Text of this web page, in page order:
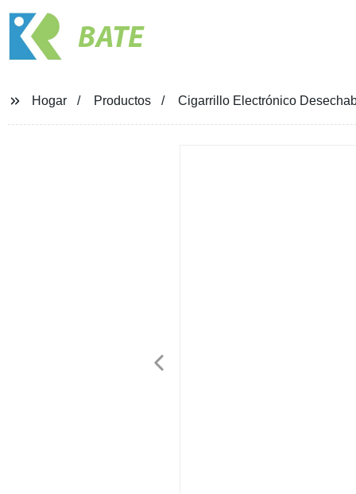
BATE
Hogar Productos Cigarrillo Electrónico